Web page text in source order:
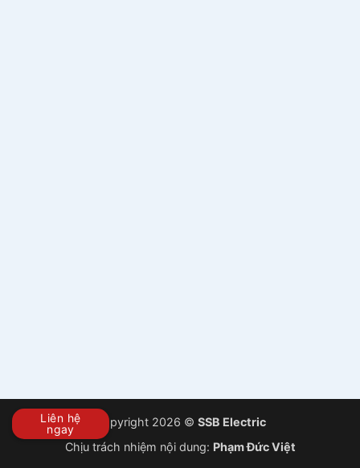
Copyright 2026 © SSB Electric
Chịu trách nhiệm nội dung: Phạm Đức Việt
Liên hệ
ngay